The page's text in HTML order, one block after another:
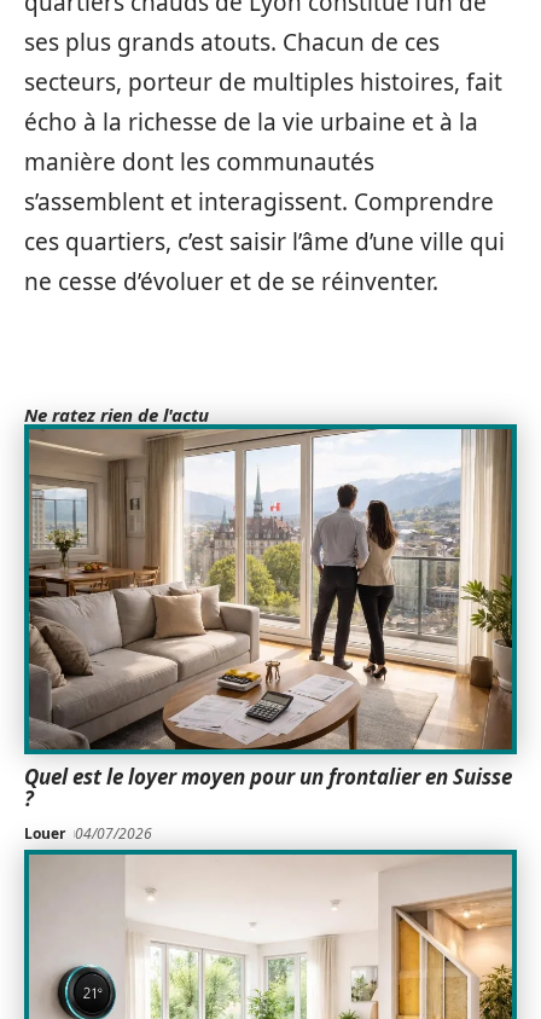
ses plus grands atouts. Chacun de ces
secteurs, porteur de multiples histoires, fait
écho à la richesse de la vie urbaine et à la
manière dont les communautés
s’assemblent et interagissent. Comprendre
ces quartiers, c’est saisir l’âme d’une ville qui
ne cesse d’évoluer et de se réinventer.
Ne ratez rien de l'actu
Quel est le loyer moyen pour un frontalier en Suisse
?
Louer 04/07/2026